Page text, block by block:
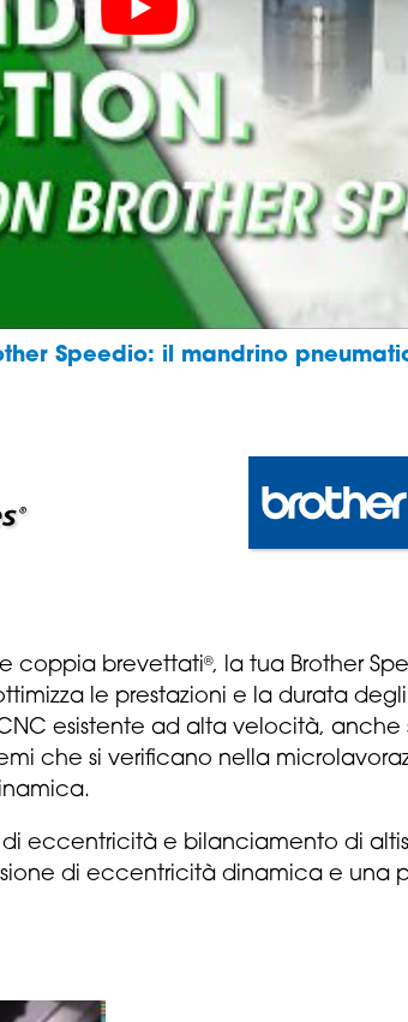
Speedio: il mandrino
coppia brevettati®, la tua Brother
le prestazioni e la durata
esistente ad alta velocità,
che si verificano nella
di eccentricità e bilanciamento di
di eccentricità dinamica e una